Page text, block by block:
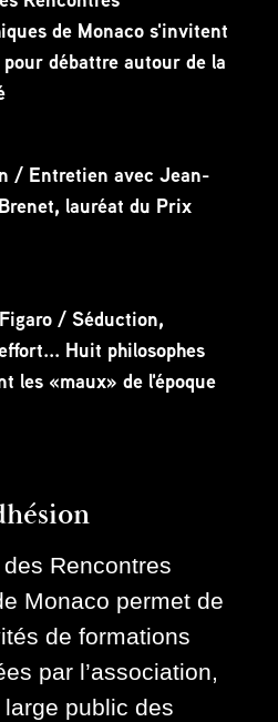
de Monaco s'invitent
pour débattre autour de la
/ Entretien avec Jean-
lauréat du Prix
/ Séduction,
Huit philosophes
les «maux» de l'époque
Rencontres
Monaco permet de
de formations
par l’association,
large public des